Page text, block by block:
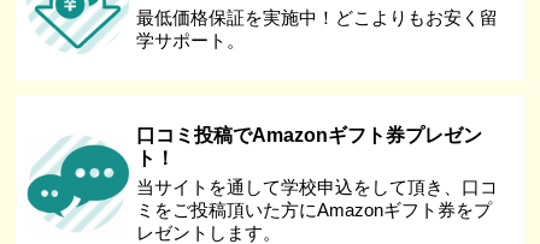
最低価格保証を実施中！どこよりもお安く留
学サポート。
口コミ投稿でAmazonギフト券プレゼン
ト！
当サイトを通して学校申込をして頂き、口コ
ミをご投稿頂いた方にAmazonギフト券をプ
レゼントします。